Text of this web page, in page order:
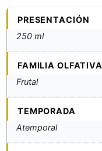
PRESENTACIÓN
250 ml
FAMILIA OLFATIVA
Frutal
TEMPORADA
Atemporal